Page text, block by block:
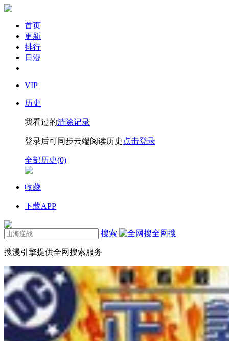
首页
更新
排行
日漫
VIP
历史
我看过的清除记录
登录后可同步云端阅读历史 点击登录
全部历史(0)
收藏
下载APP
搜索 全网搜
搜漫引擎提供全网搜索服务